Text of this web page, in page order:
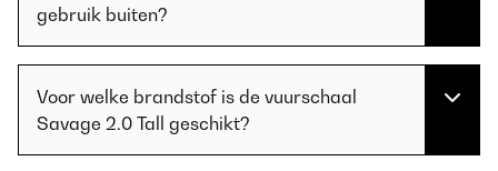
gebruik buiten?
Voor welke brandstof is de vuurschaal
Savage 2.0 Tall geschikt?